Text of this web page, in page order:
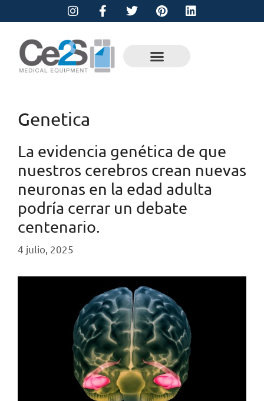
Genetica
La evidencia genética de que
nuestros cerebros crean nuevas
neuronas en la edad adulta
podría cerrar un debate
centenario.
4 julio, 2025